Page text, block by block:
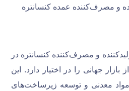
و مصرف‌کننده عمده کنسانتره
و مصرف‌کننده کنسانتره در
جهانی را در اختیار دارد. این
معدنی و توسعه زیرساخت‌های